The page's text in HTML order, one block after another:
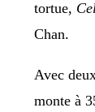
tortue,
Chan.
Avec
monte à